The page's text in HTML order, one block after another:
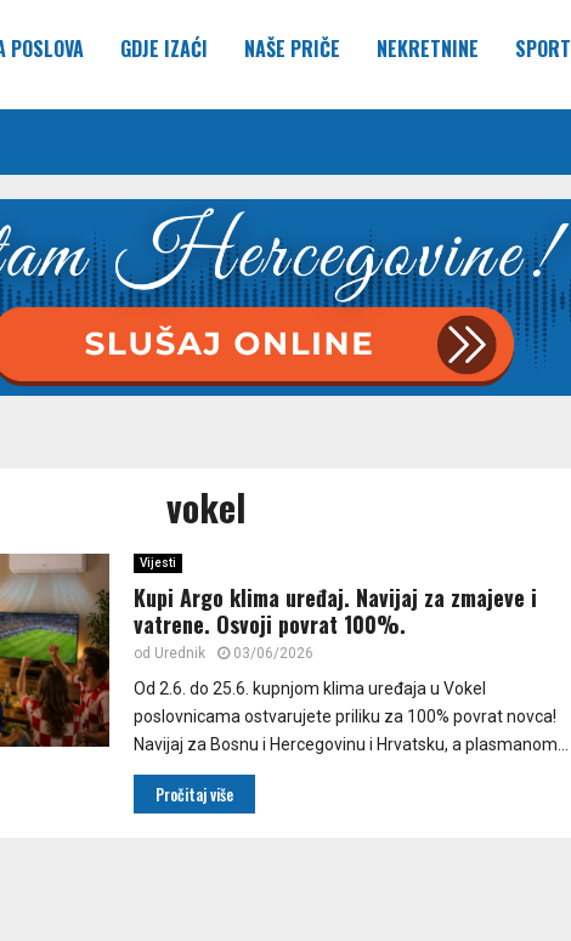
POSLOVA GDJE IZAĆI NAŠE PRIČE NEKRETNINE SPORT
vokel
Vijesti
Kupi Argo klima uređaj. Navijaj za zmajeve i
vatrene. Osvoji povrat 100%.
od Urednik 03/06/2026
Od 2.6. do 25.6. kupnjom klima uređaja u Vokel
poslovnicama ostvarujete priliku za 100% povrat novca!
Navijaj za Bosnu i Hercegovinu i Hrvatsku, a plasmanom...
Pročitaj više